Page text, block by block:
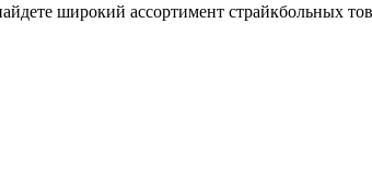
широкий ассортимент страйкбольных